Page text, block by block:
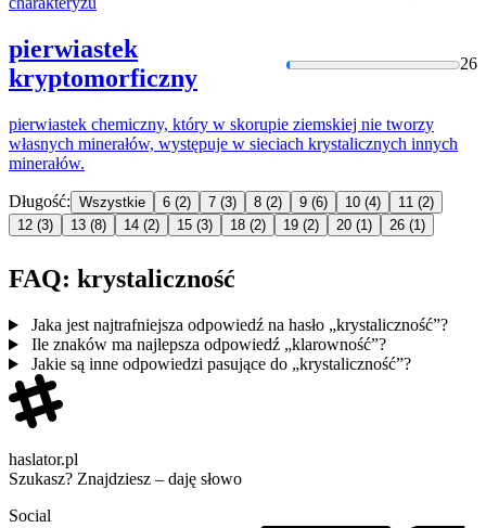
pierwiastek
kryptomorficzny
26
pierwiastek chemiczny, który w skorupie ziemskiej nie tworzy
własnych minerałów, występuje w sieciach krystalicznych innych
minerałów.
Długość: Wszystkie 6 (2) 7 (3) 8 (2) 9 (6) 10 (4) 11 (2)
12 (3) 13 (8) 14 (2) 15 (3) 18 (2) 19 (2) 20 (1) 26 (1)
FAQ: krystaliczność
Jaka jest najtrafniejsza odpowiedź na hasło „krystaliczność”?
Ile znaków ma najlepsza odpowiedź „klarowność”?
Jakie są inne odpowiedzi pasujące do „krystaliczność”?
haslator.pl
Szukasz? Znajdziesz – daję słowo
Social